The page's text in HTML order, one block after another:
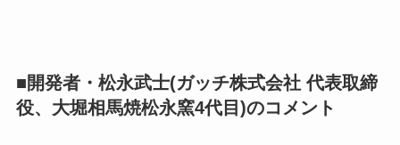
■開発者・松永武士(ガッチ株式会社 代表取締
役、大堀相馬焼松永窯4代目)のコメント